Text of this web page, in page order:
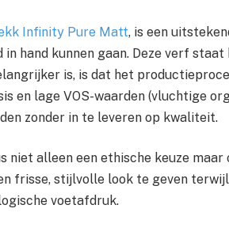
Infinity Pure Matt, is een
hand kunnen gaan. Deze verf
is, is dat het
en lage VOS-waarden (vluchtige
zonder in te leveren op kwaliteit.
niet alleen een ethische keuze
frisse, stijlvolle look te geven
voetafdruk.